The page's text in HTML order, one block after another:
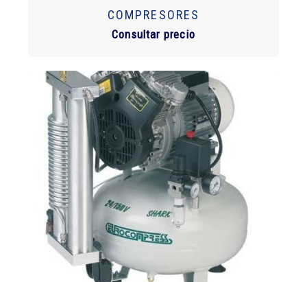
COMPRESORES
Consultar precio